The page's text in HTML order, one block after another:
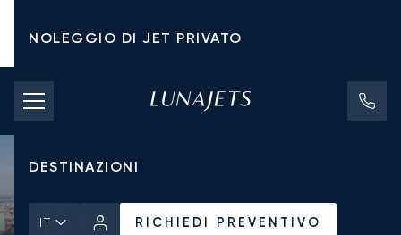
NOLEGGIO DI JET PRIVATO
TARIFFE DI NOLEGGIO
JET PRIVATI
DESTINAZIONI
IT RICHIEDI PREVENTIVO